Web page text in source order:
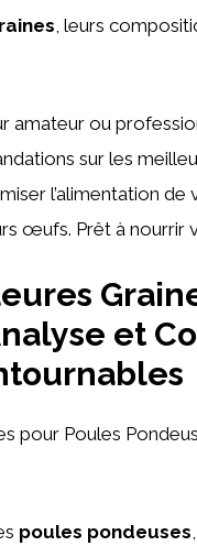
, leurs
amateur ou
sur les
l’alimentation
œufs. Prêt à nourrir
et
pour Poules
poules pondeuses